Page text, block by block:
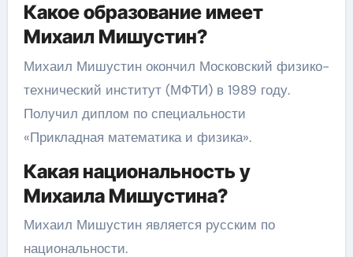
Какое образование имеет
Михаил Мишустин?
Михаил Мишустин окончил Московский физико-
технический институт (МФТИ) в 1989 году.
Получил диплом по специальности
«Прикладная математика и физика».
Какая национальность у
Михаила Мишустина?
Михаил Мишустин является русским по
национальности.